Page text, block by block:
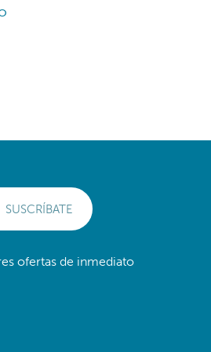
SUSCRÍBATE
ofertas de inmediato